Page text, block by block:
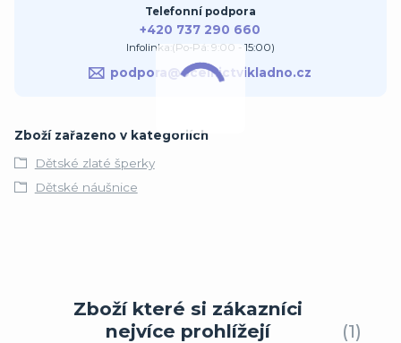
Telefonní podpora
+420 737 290 660
Infolinka:(Po-Pá: 9:00 - 15:00)
podpora@ocelnictvikladno.cz
Zboží zařazeno v kategoriích
Dětské zlaté šperky
Dětské náušnice
Zboží které si zákazníci
nejvíce prohlížejí
1